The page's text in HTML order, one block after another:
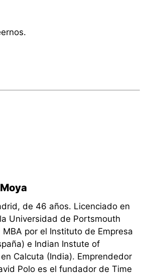
de 46 años. Licenciado en
Universidad de Portsmouth
MBA por el Instituto de Empresa
e Indian Instute of
Calcuta (India). Emprendedor
Polo es el fundador de Time